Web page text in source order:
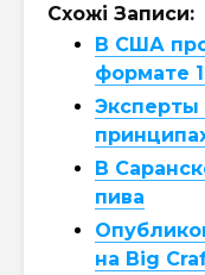
Схожі Записи:
В США
формате
Эксперты
В
пива
на Big